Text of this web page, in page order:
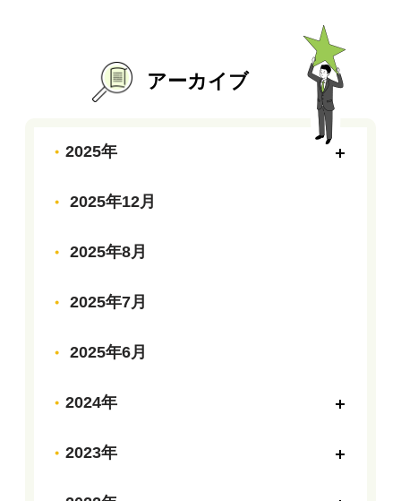
アーカイブ
2025年
2025年12月
2025年8月
2025年7月
2025年6月
2024年
2023年